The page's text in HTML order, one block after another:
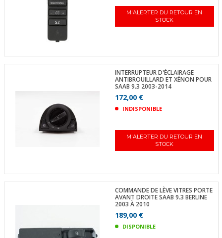
M'ALERTER DU RETOUR EN
STOCK
INTERRUPTEUR D'ÉCLAIRAGE
ANTIBROUILLARD ET XÉNON POUR
SAAB 9.3 2003-2014
172,00 €
INDISPONIBLE
M'ALERTER DU RETOUR EN
STOCK
COMMANDE DE LÈVE VITRES PORTE
AVANT DROITE SAAB 9.3 BERLINE
2003 À 2010
189,00 €
DISPONIBLE